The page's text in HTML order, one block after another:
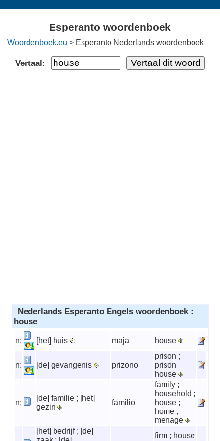
Esperanto woordenboek
Woordenboek.eu > Esperanto Nederlands woordenboek
Vertaal:
Nederlands Esperanto Engels woordenboek :
house
n: [het] huis maja house
n: [de] gevangenis prizono
prison ;
prison
house
n:
[de] familie ; [het]
gezin
familio
family ;
household ;
house ;
home ;
menage
[het] bedrijf ; [de]
firm ; house